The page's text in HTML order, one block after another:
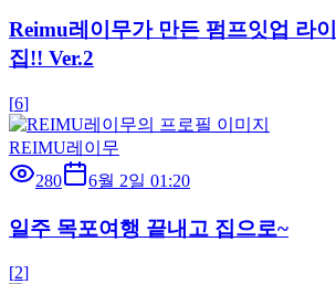
Reimu레이무가 만든 펌프잇업 라
집!! Ver.2
[6]
REIMU레이무
280
6월 2일 01:20
일주 목포여행 끝내고 집으로~
[2]